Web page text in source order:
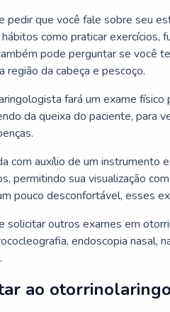
pedir que você fale sobre seu
como praticar exercícios,
pode perguntar se você
região da cabeça e pescoço.
fará um exame físico
da queixa do paciente, para
com auxílio de um instrumento
permitindo sua visualização
pouco desconfortável, esses
solicitar outros exames em
endoscopia nasal,
ao